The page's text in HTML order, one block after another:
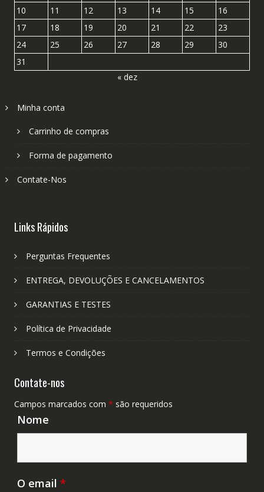
10
11 12 13 14 15
16
17
18 19 20 21 22
23
24
25 26 27 28 29
30
31
« dez
Minha conta
Carrinho de compras
Forma de pagamento
Contate-Nos
Links Rápidos
Perguntas Frequentes
ENTREGA, DEVOLUÇÕES E CANCELAMENTOS
GARANTIAS E TESTES
Política de Privacidade
Termos e Condições
Contate-nos
Campos marcados com * são requeridos
Nome
O email *